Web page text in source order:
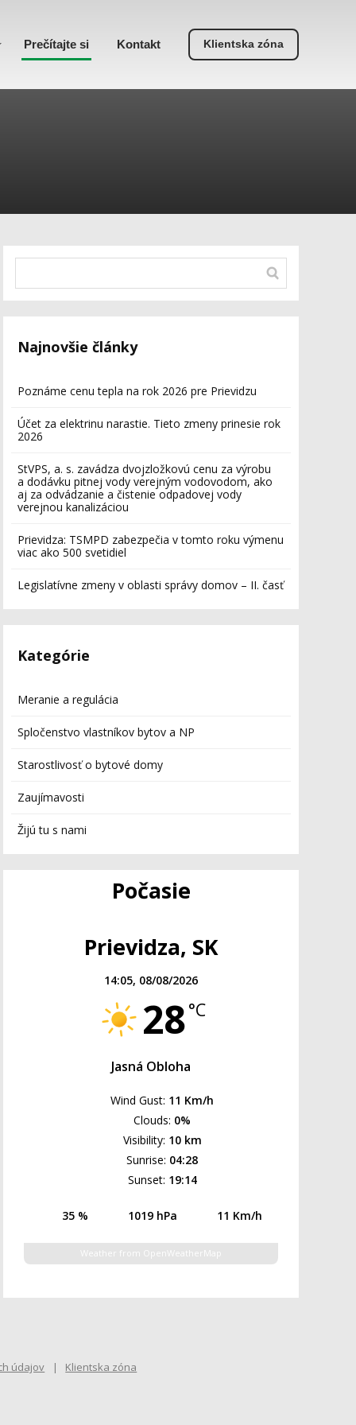
Prečítajte si Kontakt Klientska zóna
Najnovšie články
Poznáme cenu tepla na rok 2026 pre Prievidzu
Účet za elektrinu narastie. Tieto zmeny prinesie rok
2026
StVPS, a. s. zavádza dvojzložkovú cenu za výrobu
a dodávku pitnej vody verejným vodovodom, ako
aj za odvádzanie a čistenie odpadovej vody
verejnou kanalizáciou
Prievidza: TSMPD zabezpečia v tomto roku výmenu
viac ako 500 svetidiel
Legislatívne zmeny v oblasti správy domov – II. časť
Kategórie
Meranie a regulácia
Spločenstvo vlastníkov bytov a NP
Starostlivosť o bytové domy
Zaujímavosti
Žijú tu s nami
Počasie
Prievidza, SK
14:05, 08/08/2026
28°C
Jasná Obloha
35 % 1019 hPa 11 Km/h
Wind Gust: 11 Km/h
Clouds: 0%
Visibility: 10 km
Sunrise: 04:28
Sunset: 19:14
Weather from OpenWeatherMap
údajov Klientska zóna